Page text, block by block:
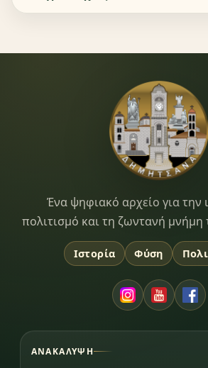
Dimitsana.gr
Ένα ψηφιακό αρχείο για την
πολιτισμό και τη ζωντανή μνήμη
Ιστορία Φύση
ΑΝΑΚΆΛΥΨΗ